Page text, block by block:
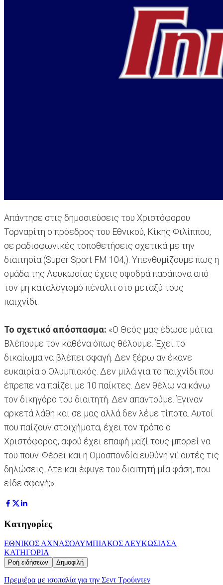
Απάντησε στις δημοσιεύσεις του Χριστόφορου
Τορναρίτη ο πρόεδρος του Εθνικού, Κίκης Φιλίππου,
σε ραδιοφωνικές τοποθετήσεις σχετικά με την
διαιτησία (Super Sport FM 104,). Υπενθυμίζουμε πως η
ομάδα της Λευκωσίας έχεις σφοδρά παράπονα από
τον μη καταλογισμό πέναλτι στο μεταξύ τους
παιχνίδι.
Το σχετικό απόσπασμα: «Ο Θεός μας έδωσε μάτια.
Βλέπουμε τον καθένα όπως θέλουμε. Έχει το
δικαίωμα να βλέπει σφαγή. Δεν ξέρω αν έκανε
ευκαιρία ο Ολυμπιακός. Δεν μιλά για το παιχνίδι που
έπρεπε να παίζει με 10 παίκτες. Δεν θέλω να κάνω
τον δικηγόρο του διαιτητή. Δεν απαντούμε. Έγιναν
αρκετά λάθη και σε μας αλλά δεν λέμε τίποτα. Αυτοί
που παίζουν στοιχήματα, έχει τον τρόπο ο
Χριστόφορος, αφού έχει επαφή μαζί τους μπορεί να
του πουν. Φέρει και η Ομοσπονδία ευθύνη γι’ αυτές τις
δηλώσεις. Ατε και έφυγε του διαιτητή μία φάση, που
είδε σφαγή;».
Κατηγορίες
ΕΘΝΙΚΟΣ ΑΧΝΑΣΟΛΥΜΠΙΑΚΟΣ ΛΕΥΚΩΣΙΑΣΑ
ΚΑΤΗΓΟΡΙΑ
Ροή ειδήσεων Δημοφιλή
Πρεμιέρα με ισοπαλία για την Σεντ Τρούιντεν